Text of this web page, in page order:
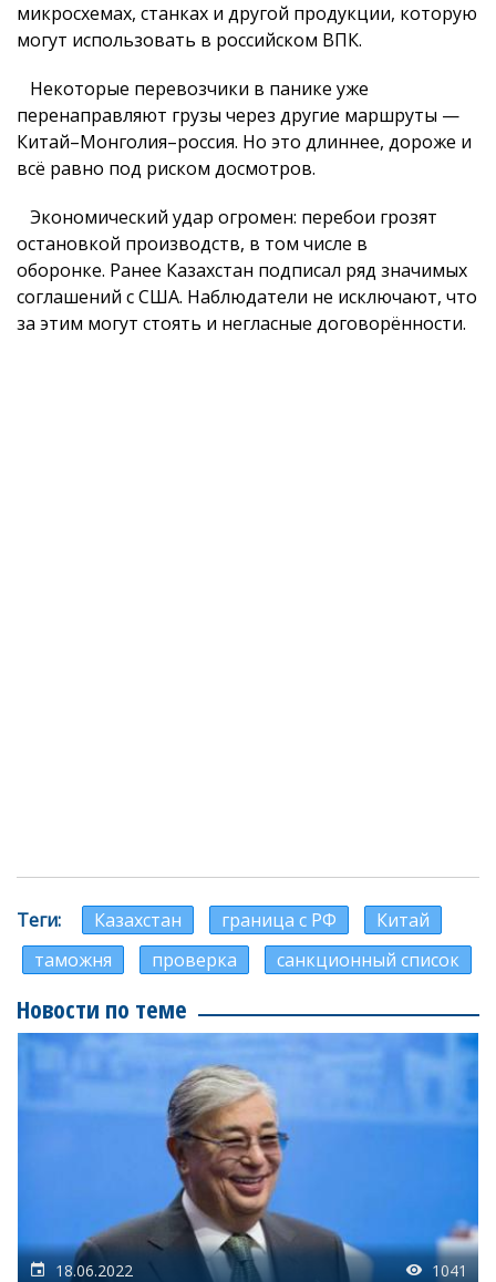
микросхемах, станках и другой продукции, которую
могут использовать в российском ВПК.
Некоторые перевозчики в панике уже
перенаправляют грузы через другие маршруты —
Китай–Монголия–россия. Но это длиннее, дороже и
всё равно под риском досмотров.
Экономический удар огромен: перебои грозят
остановкой производств, в том числе в
оборонке. Ранее Казахстан подписал ряд значимых
соглашений с США. Наблюдатели не исключают, что
за этим могут стоять и негласные договорённости.
Теги Казахстан граница с РФ
Китай
таможня
проверка санкционный список
Новости по теме
18.06.2022 1041